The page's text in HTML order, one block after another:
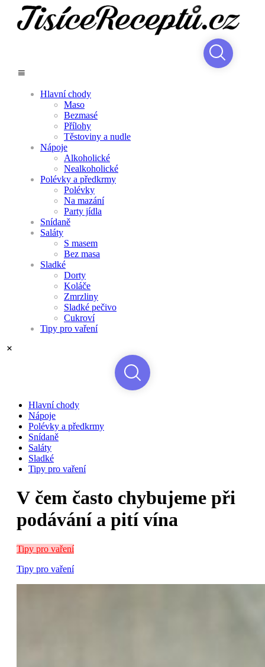
Hlavní chody
Maso
Bezmasé
Přílohy
Těstoviny a nudle
Nápoje
Alkoholické
Nealkoholické
Polévky a předkrmy
Polévky
Na mazání
Party jídla
Snídaně
Saláty
S masem
Bez masa
Sladké
Dorty
Koláče
Zmrzliny
Sladké pečivo
Cukroví
Tipy pro vaření
Hlavní chody
Nápoje
Polévky a předkrmy
Snídaně
Saláty
Sladké
Tipy pro vaření
V čem často chybujeme při
podávání a pití vína
Tipy pro vaření
Tipy pro vaření